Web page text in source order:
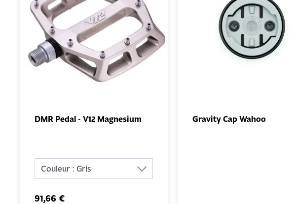
DMR Pedal - V12 Magnesium
91,66 €
Gravity Cap Wahoo